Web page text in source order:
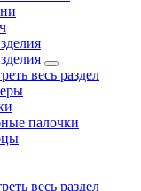
весь раздел
палочки
весь раздел